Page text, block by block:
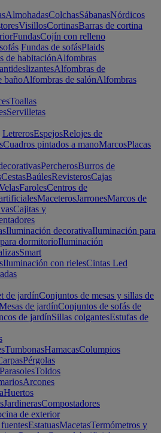
AlmohadasColchasSábanasNórdicos
VisillosCortinasBarras de cortina
FundasCojín con relleno
Fundas de sofásPlaids
de habitaciónAlfombras
Alfombras de
bañoAlfombras de salónAlfombras
Toallas
Servilletas
LetrerosEspejosRelojes de
Cuadros pintados a manoMarcosPlacas
PercherosBurros de
CestasBaúlesRevisterosCajas
FarolesCentros de
MaceterosJarronesMarcos de
Cajitas y
Iluminación decorativaIluminación para
dormitorioIluminación
Smart
Iluminación con rielesCintas Led
de jardínConjuntos de mesas y sillas de
de jardínConjuntos de sofás de
de jardínSillas colgantesEstufas de
TumbonasHamacasColumpios
Pérgolas
ParasolesToldos
Arcones
Huertos
JardinerasCompostadores
de exterior
EstatuasMacetasTermómetros y